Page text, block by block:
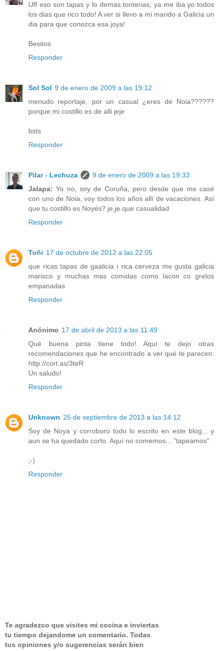
Uff eso son tapas y lo demas tonterias, ya me iba yo todos
los dias que rico todo! A ver si llevo a mi marido a Galicia un
dia para que conozca esa joya!
Besitos
Responder
Sol Sol 9 de enero de 2009 a las 19:12
menudo reportaje, por un casual ¿eres de Noia??????
porque mi costillo es de alli jeje
bsts
Responder
Pilar - Lechuza
9 de enero de 2009 a las 19:33
Jalapa: Yo no, soy de Coruña, pero desde que me casé
con uno de Noia, voy todos los años allí de vacaciones. Así
que tu costillo es Noyés? je,je.que casualidad
Responder
Toñi 17 de octubre de 2012 a las 22:05
que ricas tapas de gaalicia i rica cerveza me gusta galicia
marisco y muchas mas comidas como lacon co grelos
empanadas
Responder
Anónimo 17 de abril de 2013 a las 11:49
Qué buena pinta tiene todo! Aquí te dejo otras
recomendaciones que he encontrado a ver qué te parecen:
http://cort.as/3teR
Un saludo!
Responder
Unknown 25 de septiembre de 2013 a las 14:12
Soy de Noya y corroboro todo lo escrito en este blog... y
aun se ha quedado corto. Aquí no comemos... "tapeamos".
;-)
Responder
Te agradezco que visites mi cocina e inviertas
tu tiempo dejandome un comentario. Todas
tus opiniones y/o sugerencias serán bien